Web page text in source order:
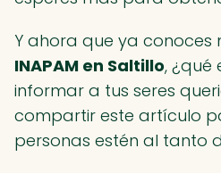
Y ahora que ya conoces
INAPAM en Saltillo, ¿qué
informar a tus seres
compartir este artículo
personas estén al tanto